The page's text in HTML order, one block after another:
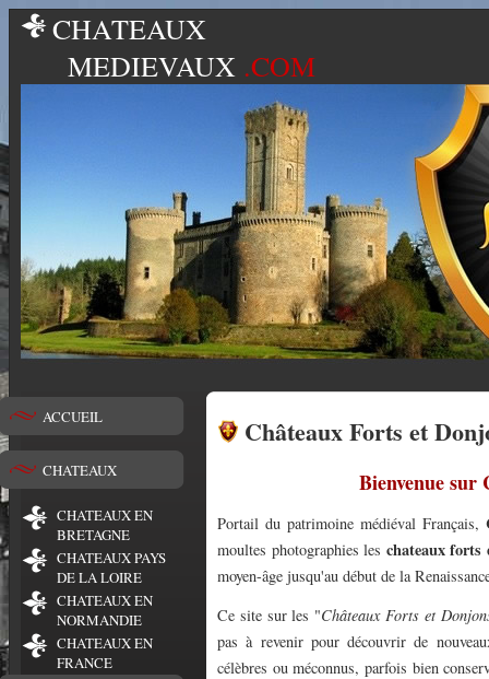
CHATEAUX
MEDIEVAUX .COM
ACCUEIL
CHATEAUX
CHATEAUX EN
BRETAGNE
CHATEAUX PAYS
DE LA LOIRE
CHATEAUX EN
NORMANDIE
CHATEAUX EN
FRANCE
Châteaux Forts et
Bienvenue sur
Portail du patrimoine médiéval Français,
moultes photographies les chateaux forts
moyen-âge jusqu'au début de la
Ce site sur les "Châteaux Forts et
pas à revenir pour découvrir de
célèbres ou méconnus, parfois bien